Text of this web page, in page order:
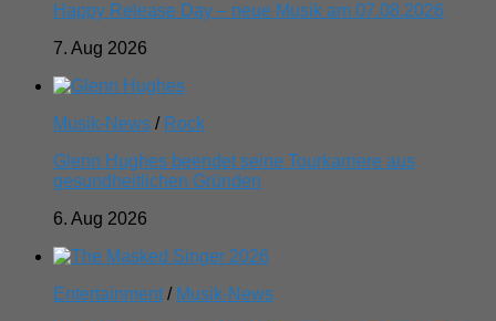
Happy Release Day – neue Musik am 07.08.2026
7. Aug 2026
Musik-News / Rock
Glenn Hughes beendet seine Tourkarriere aus
gesundheitlichen Gründen
6. Aug 2026
Entertainment / Musik-News